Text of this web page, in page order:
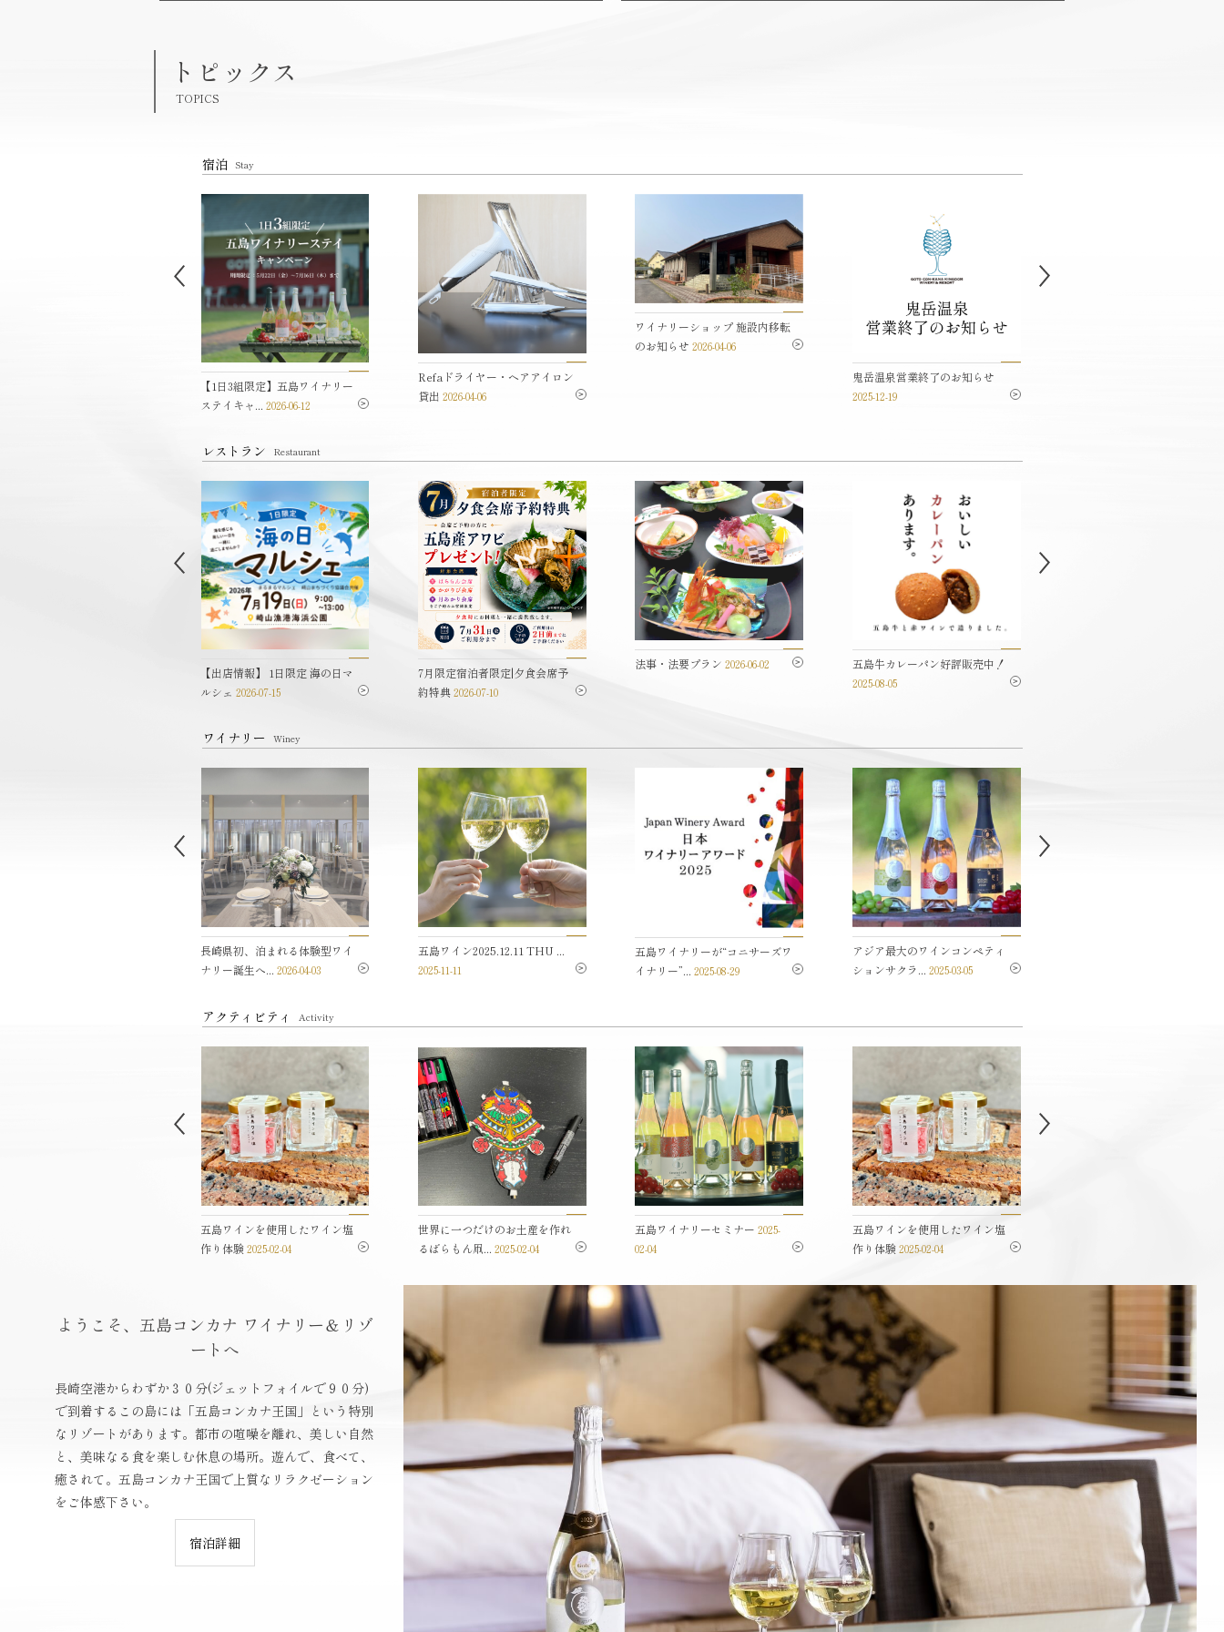
トピックス
TOPICS
宿泊 Stay
【1日3組限定】五島ワイナリー
ステイキャ... 2026-06-12
Refaドライヤー・ヘアアイロン
貸出 2026-04-06
ワイナリーショップ 施設内移転
のお知らせ 2026-04-06
鬼岳温泉営業終了のお知らせ
2025-12-19
レストラン Restaurant
【出店情報】 1日限定 海の日マ
ルシェ 2026-07-15
7月限定宿泊者限定|夕食会席予
約特典2026-07-10
法事・法要プラン 2026-06-02 五島牛カレーパン好評販売中！
2025-08-05
ワイナリー Winey
長崎県初、泊まれる体験型ワイ
ナリー誕生へ... 2026-04-03
五島ワイン2025.12.11 THU ...
2025-11-11
五島ワイナリーが“コニサーズワ
イナリー”... 2025-08-29
アジア最大のワインコンペティ
ションサクラ... 2025-03-05
アクティビティ Activity
五島ワインを使用したワイン塩
作り体験2025-02-04
世界に一つだけのお土産を作れ
るばらもん凧... 2025-02-04
五島ワイナリーセミナー 2025-
02-04
五島ワインを使用したワイン塩
作り体験2025-02-04
ようこそ、五島コンカナ ワイナリー＆リゾ
ートへ
長崎空港からわずか３０分(ジェットフォイルで９０分)
で到着するこの島には「五島コンカナ王国」という特別
なリゾートがあります。都市の喧噪を離れ、美しい自然
と、美味なる食を楽しむ休息の場所。遊んで、食べて、
癒されて。五島コンカナ王国で上質なリラクゼーション
をご体感下さい。
宿泊詳細